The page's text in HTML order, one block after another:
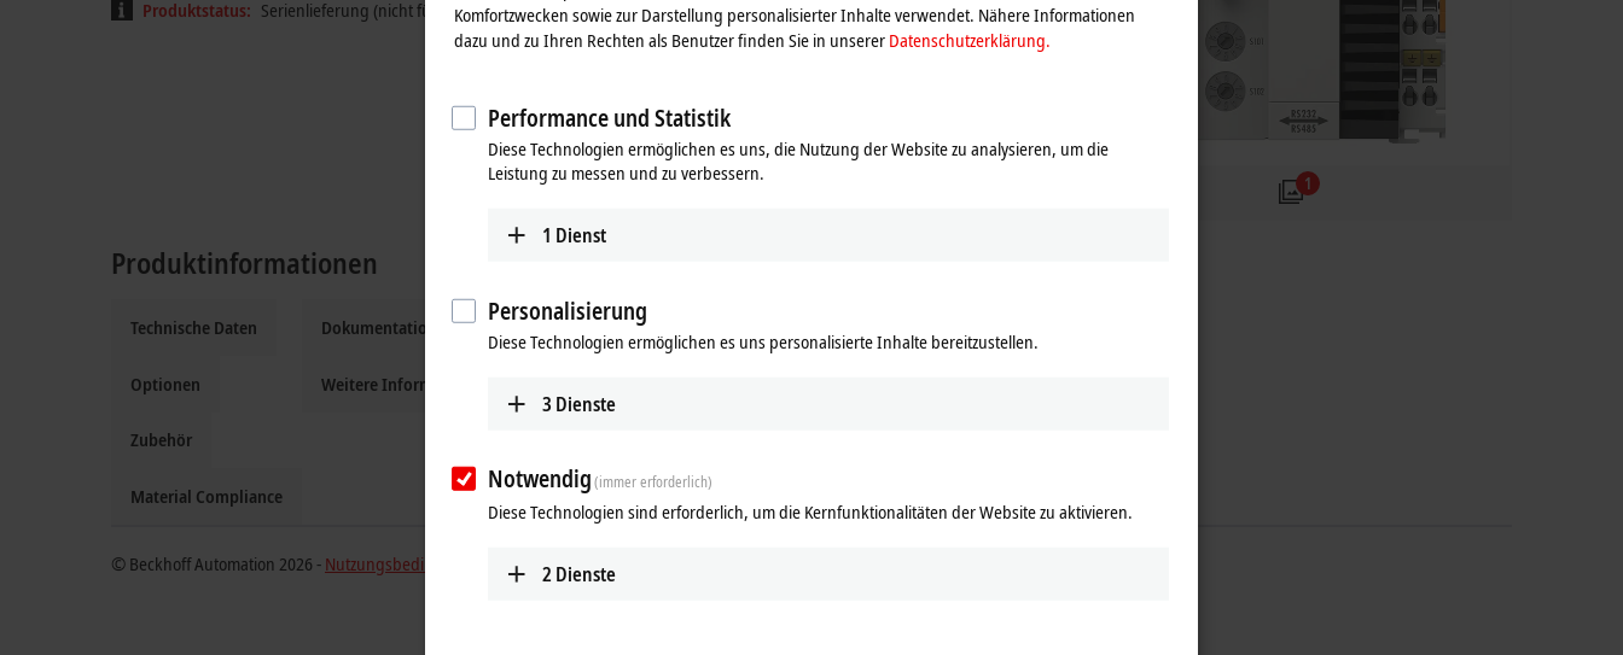
1
Produktstatus: Serienlieferung (nicht für neue Projekte empfohlen) | empfohlene Alternative:CX8280
Produktinformationen
Technische Daten
Optionen
Zubehör
Material Compliance
Dokumentation und Downloads
Weitere Informationen
Ergänzende Produkte
© Beckhoff Automation 2026 - Nutzungsbedingungen
Komfortzwecken sowie zur Darstellung personalisierter Inhalte verwendet. Nähere Informationen
dazu und zu Ihren Rechten als Benutzer finden Sie in unserer Datenschutzerklärung.
Performance und Statistik
Diese Technologien ermöglichen es uns, die Nutzung der Website zu analysieren, um die
Leistung zu messen und zu verbessern.
1 Dienst
Personalisierung
Diese Technologien ermöglichen es uns personalisierte Inhalte bereitzustellen.
3 Dienste
Notwendig(immer erforderlich)
Diese Technologien sind erforderlich, um die Kernfunktionalitäten der Website zu aktivieren.
2 Dienste